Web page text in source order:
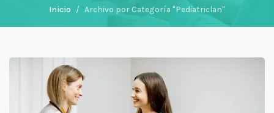
Inicio Archivo por Categoría "Pediatriclan"